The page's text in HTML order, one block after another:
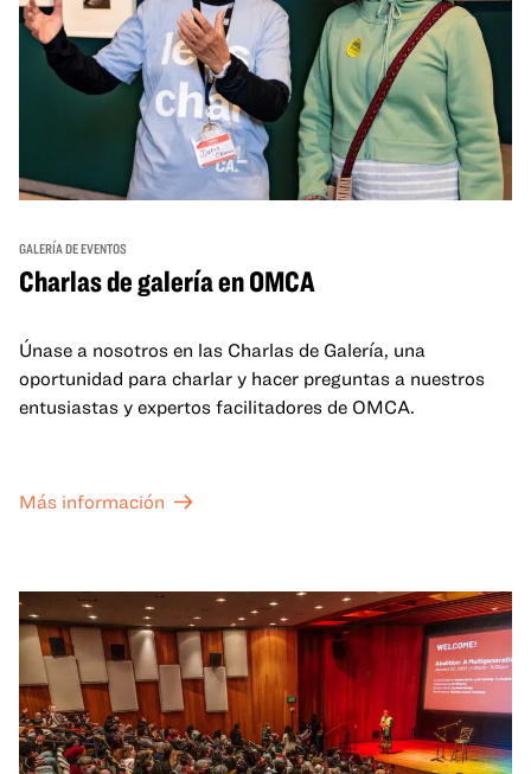
GALERÍA DE EVENTOS
Charlas de galería en OMCA
Únase a nosotros en las Charlas de Galería, una
oportunidad para charlar y hacer preguntas a nuestros
entusiastas y expertos facilitadores de OMCA.
Más información